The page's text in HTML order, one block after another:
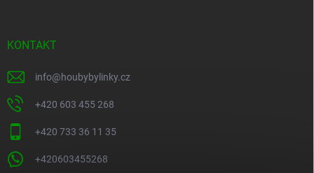
KONTAKT
info@houbybylinky.cz
+420 603 455 268
+420 733 36 11 35
+420603455268